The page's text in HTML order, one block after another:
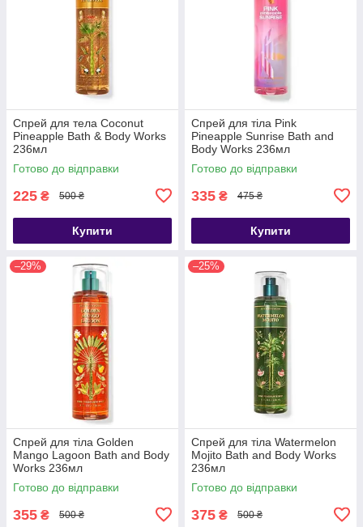
Спрей для тела Coconut
Pineapple Bath & Body Works
236мл
Готово до відправки
225 ₴ 500 ₴
Купити
Спрей для тіла Pink
Pineapple Sunrise Bath and
Body Works 236мл
Готово до відправки
335 ₴ 475 ₴
Купити
–29%
Спрей для тіла Golden
Mango Lagoon Bath and Body
Works 236мл
Готово до відправки
355 ₴ 500 ₴
–25%
Спрей для тіла Watermelon
Mojito Bath and Body Works
236мл
Готово до відправки
375 ₴ 500 ₴